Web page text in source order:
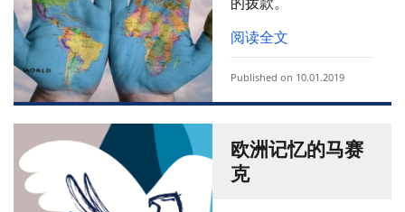
阅读全文
Published on 10.01.2019
欧洲记忆的马赛
克